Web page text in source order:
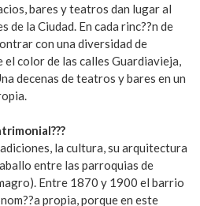
bares y teatros dan lugar al
de la Ciudad. En cada rinc??n de
con una diversidad de
el color de las calles Guardiavieja,
decenas de teatros y bares en un
la cultura, su arquitectura
entre las parroquias de
Entre 1870 y 1900 el barrio
propia, porque en este